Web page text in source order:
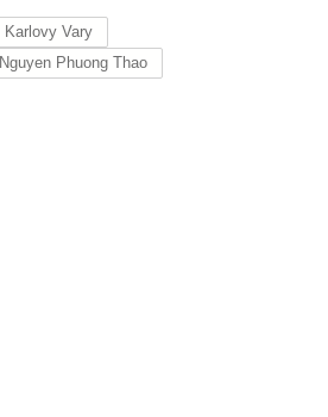
Karlovy Vary
Nguyen Phuong Thao